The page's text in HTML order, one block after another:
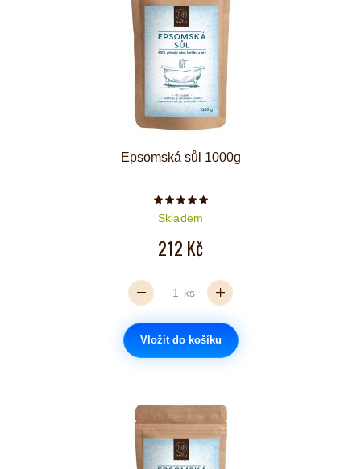
Epsomská sůl 1000g
Počet hvězdiček je 5 z 5
Skladem
212 Kč
ks
Vložit do košíku